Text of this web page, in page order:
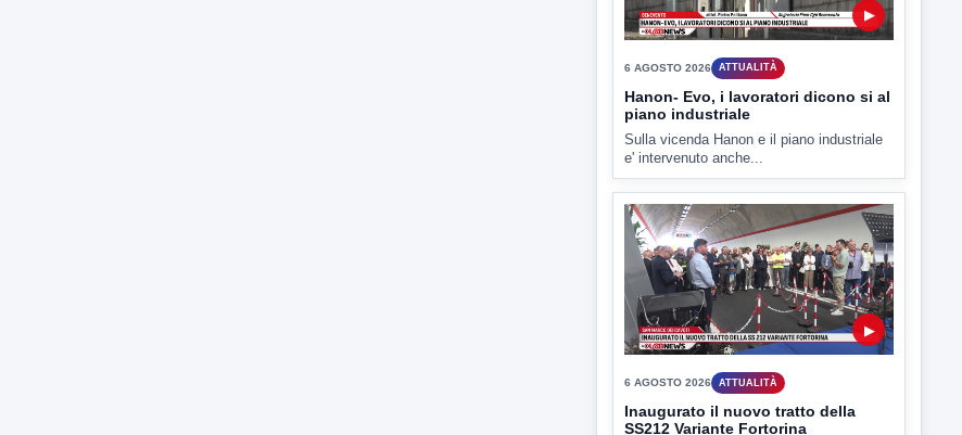
▶
Hanon- Evo, i lavoratori dicono si al
piano industriale
Sulla vicenda Hanon e il piano industriale
e' intervenuto anche...